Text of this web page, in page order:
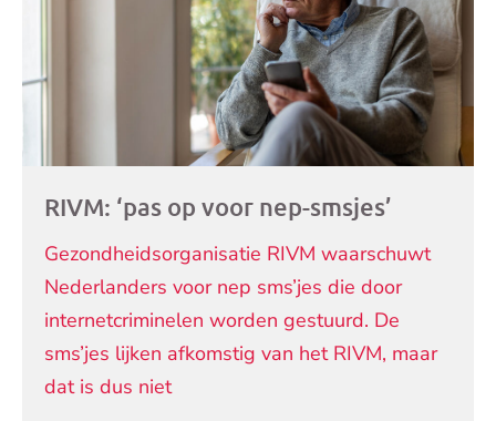
RIVM: ‘pas op voor nep-smsjes’
Gezondheidsorganisatie RIVM waarschuwt
Nederlanders voor nep sms’jes die door
internetcriminelen worden gestuurd. De
sms’jes lijken afkomstig van het RIVM, maar
dat is dus niet